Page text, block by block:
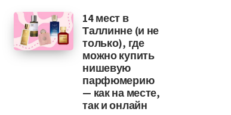
14 мест в
Таллинне (и не
только), где
можно купить
нишевую
парфюмерию
— как на месте,
так и онлайн